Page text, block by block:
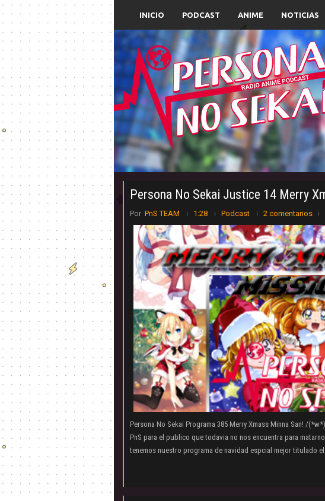
INICIO PODCAST ANIME NOTICIAS
Persona No Sekai Justice 14 Merry
Por PnS TEAM 1:28 Podcast 2 comentarios
Persona No Sekai Programa 385 Merry Xmass Minna San! /
PnS para el publico que todavia no nos encuentra para
tenemos nuestro programa de navidad espcial mejor titulado